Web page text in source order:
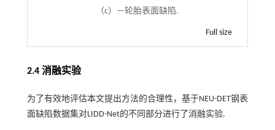
（c）—轮胎表面缺陷.
Full size
2.4 消融实验
为了有效地评估本文提出方法的合理性，基于NEU-DET钢表
面缺陷数据集对LIDD-Net的不同部分进行了消融实验.